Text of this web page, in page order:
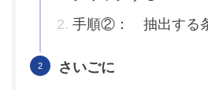
手順②： 抽出する
さいごに